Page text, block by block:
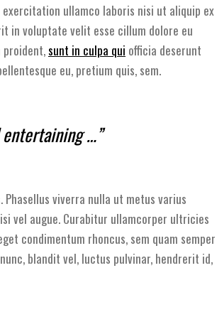
ullamco laboris nisi ut aliquip ex
in voluptate velit esse cillum dolore eu
sunt in culpa qui officia deserunt
eu, pretium quis, sem.
…”
viverra nulla ut metus varius
vel augue. Curabitur ullamcorper ultricies
condimentum rhoncus, sem quam semper
blandit vel, luctus pulvinar, hendrerit id,